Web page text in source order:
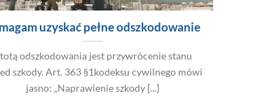
uzyskać pełne odszkodowanie
odszkodowania jest przywrócenie stanu
szkody. Art. 363 §1kodeksu cywilnego mówi
jasno: „Naprawienie szkody [...]